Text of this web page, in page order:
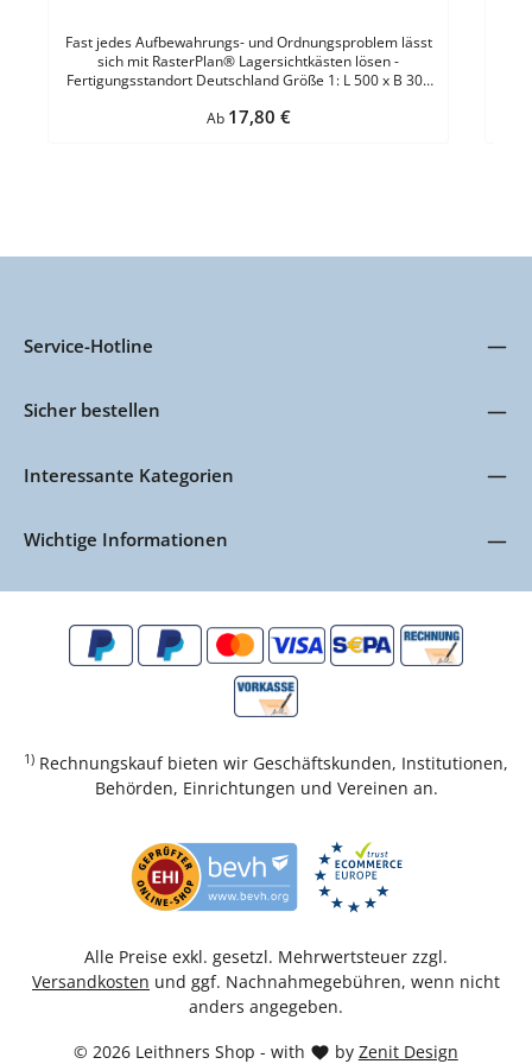
Fast jedes Aufbewahrungs- und Ordnungsproblem lässt
sich mit RasterPlan® Lagersichtkästen lösen -
Fertigungsstandort Deutschland Größe 1: L 500 x B 300
Eigenschaft: Temperaturbeständig von -40° bis +80° C
Regulärer Preis:
Ab 17,80 €
Service-Hotline
Sicher bestellen
Interessante Kategorien
Wichtige Informationen
1) Rechnungskauf bieten wir Geschäftskunden, Institutionen,
Behörden, Einrichtungen und Vereinen an.
© 2026 Leithners Shop - with by Zenit Design
Alle Preise exkl. gesetzl. Mehrwertsteuer zzgl.
Versandkosten und ggf. Nachnahmegebühren, wenn nicht
anders angegeben.